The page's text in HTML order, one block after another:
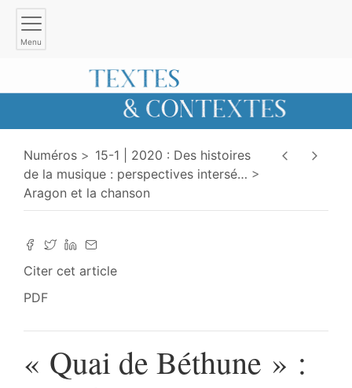
Menu
Numéros
15-1 | 2020 : Des histoires
de la musique : perspectives intersé…
Aragon et la chanson
Citer cet article
PDF
« Quai de Béthune » :